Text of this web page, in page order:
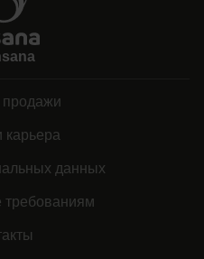
продажи
карьера
данных
требованиям